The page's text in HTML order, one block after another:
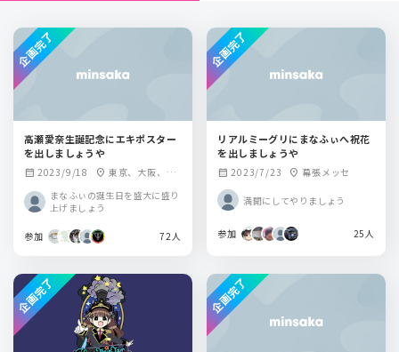
高瀬愛奈生誕記念にエキポスター
を出しましょうや
calendar_month 2023/9/18 location_on 東京、大阪、愛
まなふぃの誕生日を盛大に盛り
上げましょう
参加 72人
企画完了
リアルミーグリにまなふぃへ祝花
を出しましょうや
calendar_month 2023/7/23 location_on 幕張メッセ
満開にしてやりましょう
参加 25人
企画完了
企画完了 企画完了